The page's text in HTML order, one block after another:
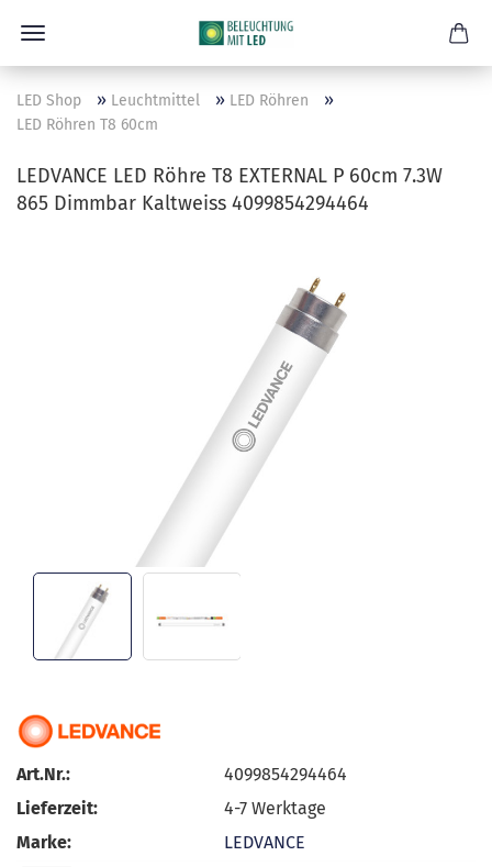
LED Shop » Leuchtmittel » LED Röhren »
LED Röhren T8 60cm
LEDVANCE LED Röhre T8 EXTERNAL P 60cm 7.3W
865 Dimmbar Kaltweiss 4099854294464
Art.Nr.:
4099854294464
Lieferzeit:
4-7 Werktage
Marke:
LEDVANCE